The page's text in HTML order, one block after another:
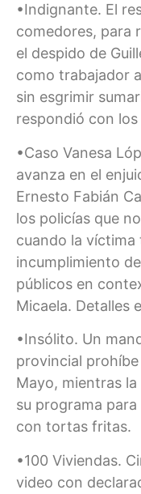
•Indignante. El
comedores, para
el despido de
como trabajador
sin esgrimir
respondió con los
•Caso Vanesa
avanza en el
Ernesto Fabián
los policías que
cuando la
incumplimiento
públicos en
Micaela. Detalles
•Insólito. Un
provincial
Mayo, mientras
su programa
con tortas fritas.
•100 Viviendas.
video con